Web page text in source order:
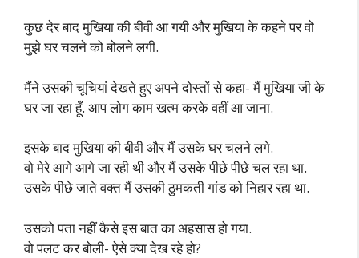
कुछ देर बाद मुखिया की बीवी आ गयी और मुखिया के कहने पर वो
मुझे घर चलने को बोलने लगी.
मैंने उसकी चूचियां देखते हुए अपने दोस्तों से कहा- मैं मुखिया जी के
घर जा रहा हूँ. आप लोग काम खत्म करके वहीं आ जाना.
इसके बाद मुखिया की बीवी और मैं उसके घर चलने लगे.
वो मेरे आगे आगे जा रही थी और मैं उसके पीछे पीछे चल रहा था.
उसके पीछे जाते वक्त मैं उसकी ठुमकती गांड को निहार रहा था.
उसको पता नहीं कैसे इस बात का अहसास हो गया.
वो पलट कर बोली- ऐसे क्या देख रहे हो?